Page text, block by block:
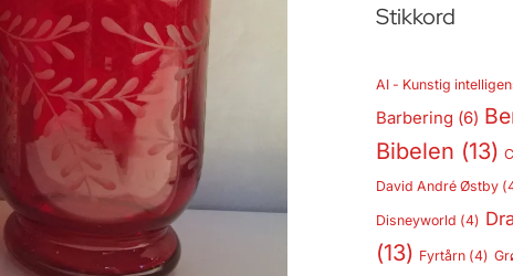
Stikkord
AI - Kunstig
Barbering (6)
Bibelen (13)
David André Østby
Disneyworld (4)
(13) Fyrtårn(4)